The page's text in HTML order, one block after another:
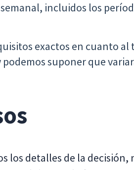
incluidos los
exactos en cuanto al
suponer que
los detalles de la